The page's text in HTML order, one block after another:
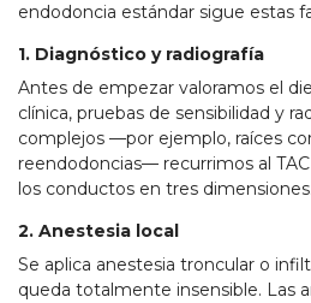
endodoncia estándar sigue estas
1. Diagnóstico y radiografía
Antes de empezar valoramos el
clínica, pruebas de sensibilidad y
complejos —por ejemplo, raíces
reendodoncias— recurrimos al
los conductos en tres dimensiones.
2. Anestesia local
Se aplica anestesia troncular o
queda totalmente insensible. Las